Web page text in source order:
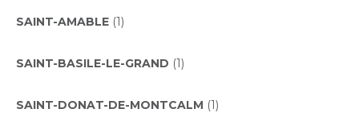
SAINT-AMABLE (1)
SAINT-BASILE-LE-GRAND (1)
SAINT-DONAT-DE-MONTCALM (1)